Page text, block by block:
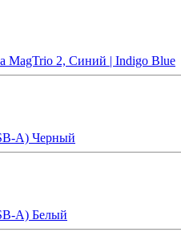
MagTrio 2, Синий | Indigo Blue
A) Черный
A) Белый